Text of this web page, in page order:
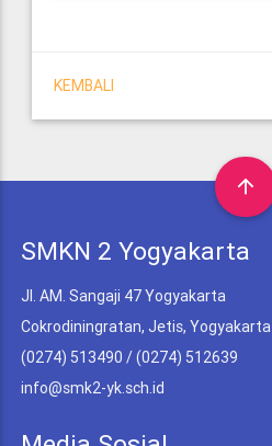
KEMBALI
arrow_upward
SMKN 2 Yogyakarta
Jl. AM. Sangaji 47 Yogyakarta
Cokrodiningratan, Jetis, Yogyakarta
(0274) 513490 / (0274) 512639
info@smk2-yk.sch.id